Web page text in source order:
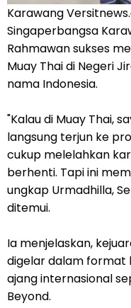
Karawang
Singaperbangsa
Rahmawan sukses
Muay Thai di Negeri
nama Indonesia.
"Kalau di Muay Thai,
langsung terjun ke
cukup melelahkan
berhenti. Tapi ini
ungkap Urmadhilla,
ditemui.
Ia menjelaskan,
digelar dalam format
ajang internasional
Beyond.